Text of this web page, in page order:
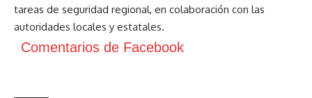
tareas de seguridad regional, en colaboración con las
autoridades locales y estatales.
Comentarios de Facebook